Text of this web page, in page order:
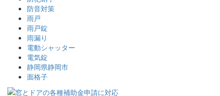
防音対策
雨戸
雨戸錠
雨漏り
電動シャッター
電気錠
静岡県静岡市
面格子